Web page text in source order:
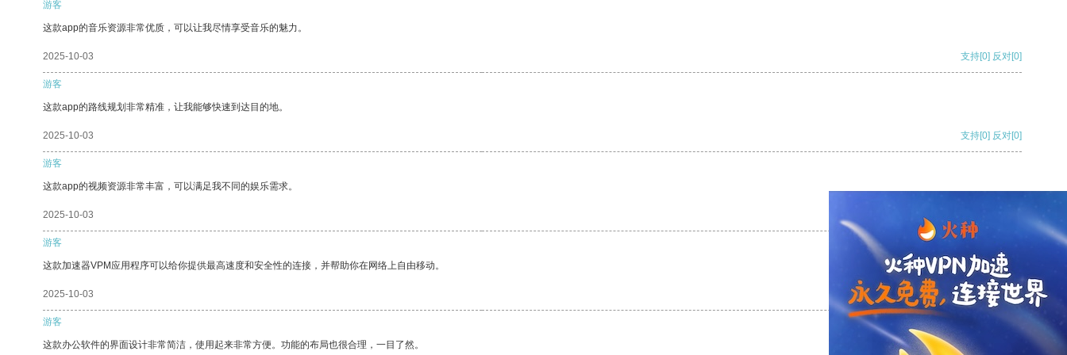
游客
这款app的音乐资源非常优质，可以让我尽情享受音乐的魅力。
2025-10-03 支持[0] 反对[0]
游客
这款app的路线规划非常精准，让我能够快速到达目的地。
2025-10-03 支持[0] 反对[0]
游客
这款app的视频资源非常丰富，可以满足我不同的娱乐需求。
2025-10-03
游客
这款加速器VPM应用程序可以给你提供最高速度和安全性的连接，并帮助你在网络上自由移动。
2025-10-03 支持[0] 反对[0]
游客
这款办公软件的界面设计非常简洁，使用起来非常方便。功能的布局也很合理，一目了然。